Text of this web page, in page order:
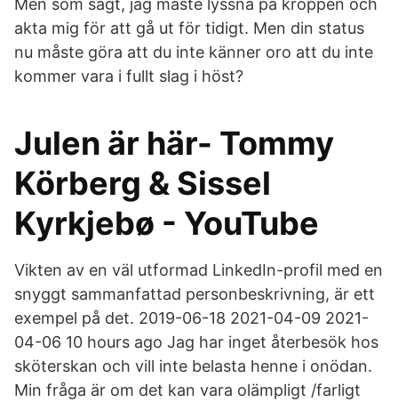
Men som sagt, jag måste lyssna på kroppen och
akta mig för att gå ut för tidigt. Men din status
nu måste göra att du inte känner oro att du inte
kommer vara i fullt slag i höst?
Julen är här- Tommy
Körberg & Sissel
Kyrkjebø - YouTube
Vikten av en väl utformad LinkedIn-profil med en
snyggt sammanfattad personbeskrivning, är ett
exempel på det. 2019-06-18 2021-04-09 2021-
04-06 10 hours ago Jag har inget återbesök hos
sköterskan och vill inte belasta henne i onödan.
Min fråga är om det kan vara olämpligt /farligt